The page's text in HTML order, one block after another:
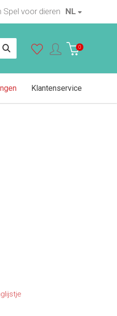
NL
Spel voor dieren
0
Klantenservice